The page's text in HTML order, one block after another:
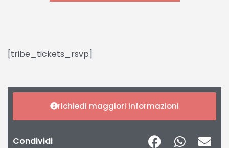
[tribe_tickets_rsvp]
richiedi maggiori informazioni
Condividi